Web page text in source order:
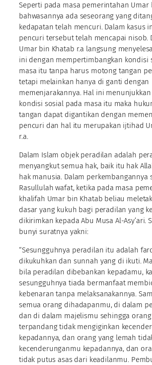
Seperti pada masa pemerintahan Umar
bahwasannya ada seseorang yang
kedapatan telah mencuri. Dalam kasus
pencuri tersebut telah mencapai nisob.
Umar bin Khatab r.a langsung
ini dengan mempertimbangkan kondisi
masa itu tanpa harus motong tangan
tetapi melainkan hanya di ganti dengan
memenjarakannya. Hal ini
kondisi sosial pada masa itu maka
tangan dapat digantikan dengan
pencuri dan hal itu merupakan ijtihad
r.a.
Dalam Islam objek peradilan adalah
menyangkut semua hak, baik itu hak
hak manusia. Dalam perkembangannya
Rasullulah wafat, ketika pada masa
khalifah Umar bin Khatab beliau
dasar yang kukuh bagi peradilan yang
dikirimkan kepada Abu Musa Al-Asy’ari.
bunyi suratnya yakni:
“Sesungguhnya peradilan itu adalah
dikukuhkan dan sunnah yang di ikuti.
bila peradilan dibebankan kepadamu,
sesungguhnya tiada bermanfaat
kebenaran tanpa melaksanakannya.
semua orang dihadapanmu, di dalam
dan di dalam majelismu sehingga
terpandang tidak mengiginkan
kepadannya, dan orang yang lemah
kecenderunganmu kepadannya, dan
tidak putus asas dari keadilanmu.